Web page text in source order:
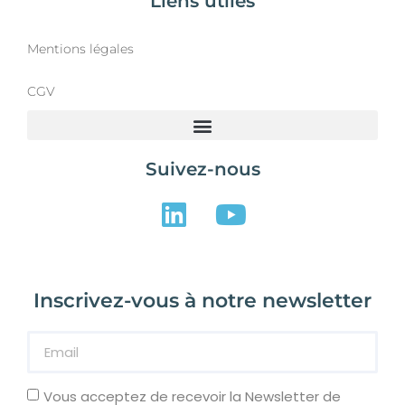
Mentions légales
CGV
Suivez-nous
Inscrivez-vous à notre newsletter
Vous acceptez de recevoir la Newsletter de